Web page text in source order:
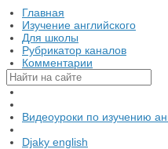
Главная
Изучение английского
Для школы
Рубрикатор каналов
Комментарии
Видеоуроки по изучению
Djaky english